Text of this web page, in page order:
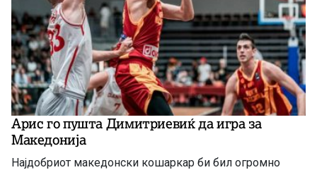
Арис го пушта Димитриевиќ да игра за
Македонија
Најдобриот македонски кошаркар би бил огромно